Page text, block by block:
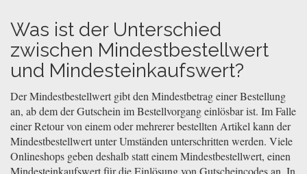
Was ist der Unterschied
zwischen Mindestbestellwert
und Mindesteinkaufswert?
Der Mindestbestellwert gibt den Mindestbetrag einer Bestellung
an, ab dem der Gutschein im Bestellvorgang einlösbar ist. Im Falle
einer Retour von einem oder mehrerer bestellten Artikel kann der
Mindestbestellwert unter Umständen unterschritten werden. Viele
Onlineshops geben deshalb statt einem Mindestbestellwert, einen
Mindesteinkaufswert für die Einlösung von Gutscheincodes an. In